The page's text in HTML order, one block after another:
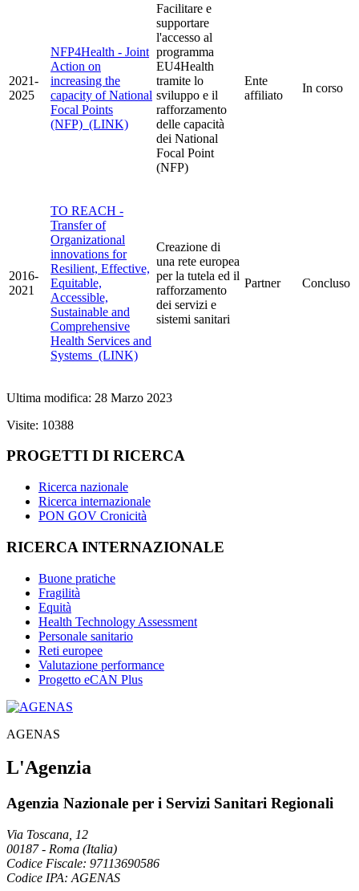
2021-
2025
NFP4Health - Joint
Action on
increasing the
capacity of National
Focal Points
(NFP) (LINK)
Facilitare e
supportare
l'accesso al
programma
EU4Health
tramite lo
sviluppo e il
rafforzamento
delle capacità
dei National
Focal Point
(NFP)
Ente
affiliato
In corso
2016-
2021
TO REACH -
Transfer of
Organizational
innovations for
Resilient, Effective,
Equitable,
Accessible,
Sustainable and
Comprehensive
Health Services and
Systems (LINK)
Creazione di
una rete europea
per la tutela ed il
rafforzamento
dei servizi e
sistemi sanitari
Partner Concluso
Ultima modifica: 28 Marzo 2023
Visite: 10388
PROGETTI DI RICERCA
Ricerca nazionale
Ricerca internazionale
PON GOV Cronicità
RICERCA INTERNAZIONALE
Buone pratiche
Fragilità
Equità
Health Technology Assessment
Personale sanitario
Reti europee
Valutazione performance
Progetto eCAN Plus
AGENAS
L'Agenzia
Agenzia Nazionale per i Servizi Sanitari Regionali
Via Toscana, 12
00187- Roma (Italia)
Codice Fiscale: 97113690586
Codice IPA: AGENAS